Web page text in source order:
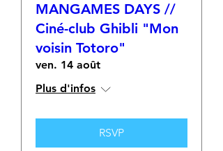
MANGAMES DAYS //
Ciné-club Ghibli "Mon
voisin Totoro"
ven. 14 août
Plus d'infos
RSVP